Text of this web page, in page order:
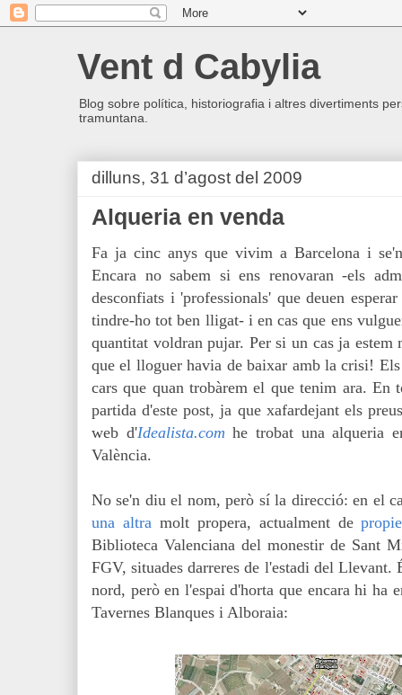
Vent d Cabylia
Blog sobre política, historiografia i altres divertiments
tramuntana.
dilluns, 31 d’agost del 2009
Alqueria en venda
Fa ja cinc anys que vivim a Barcelona i
Encara no sabem si ens renovaran -els
desconfiats i 'professionals' que deuen
tindre-ho tot ben lligat- i en cas que ens
quantitat voldran pujar. Per si un cas ja estem
que el lloguer havia de baixar amb la crisi! Els
cars que quan trobàrem el que tenim ara. En
partida d'este post, ja que xafardejant els
web d'Idealista.comhe trobat una alqueria
València.
No se'n diu el nom, però sí la direcció: en el
una altramolt propera, actualment de
Biblioteca Valenciana del monestir de Sant
FGV, situades darreres de l'estadi del Llevant.
nord, però en l'espai d'horta que encara hi ha
Tavernes Blanques i Alboraia: